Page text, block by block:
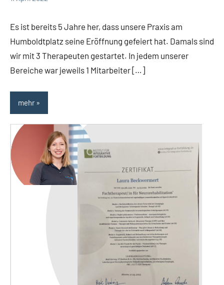
Allgemein
Team
Es ist bereits 5 Jahre her, dass unsere Praxis am
Humboldtplatz seine Eröffnung gefeiert hat. Damals sind
wir mit 3 Therapeuten gestartet. In jedem unserer
Bereiche war jeweils 1 Mitarbeiter […]
mehr